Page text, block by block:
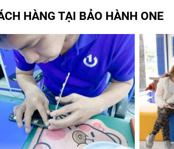
là máy tính của bạn đã sự dụng quá
sẽ bị hao mòn theo thời gian nên
thường. Một số dấu hiệu khác
sử dụng, màn hình bị giật và nhảy
cần được đưa đi kiểm tra và sửa
hình xuất hiện các đường kẻ
tính của bạn bị gãy hoặc hở bẹ cáp
trung tâm để kiểm tra xử lí sớm nhất,
hình bị tối đen cũng là một dấu
HÀNG TẠI BẢO HÀNH ONE